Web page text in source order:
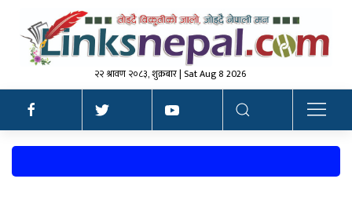
२२ श्रावण २०८३, शुक्रबार | Sat Aug 8 2026